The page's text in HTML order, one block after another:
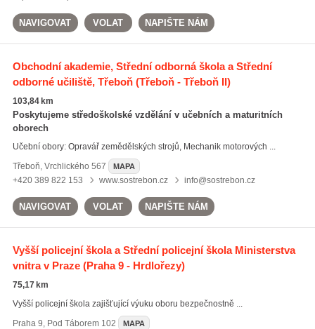
NAVIGOVAT VOLAT NAPIŠTE NÁM
Obchodní akademie, Střední odborná škola a Střední
odborné učiliště, Třeboň(Třeboň - Třeboň II)
103,84 km
Poskytujeme středoškolské vzdělání v učebních a maturitních
oborech
Učební obory: Opravář zemědělských strojů, Mechanik motorových ...
Třeboň, Vrchlického 567 MAPA
+420 389 822 153 www.sostrebon.cz info@sostrebon.cz
NAVIGOVAT VOLAT NAPIŠTE NÁM
Vyšší policejní škola a Střední policejní škola Ministerstva
vnitra v Praze(Praha 9 - Hrdlořezy)
75,17 km
Vyšší policejní škola zajišťující výuku oboru bezpečnostně ...
Praha 9, Pod Táborem 102 MAPA